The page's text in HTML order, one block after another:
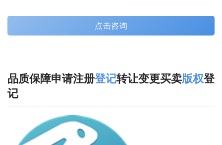
点击咨询
品质保障申请注册登记转让变更买卖版权登
记